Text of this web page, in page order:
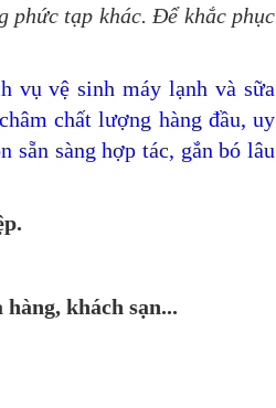
phức tạp khác. Để khắc phục
vụ vệ sinh máy lạnh và sữa
chất lượng hàng đầu, uy
sẵn sàng hợp tác, gắn bó lâu
khách sạn...